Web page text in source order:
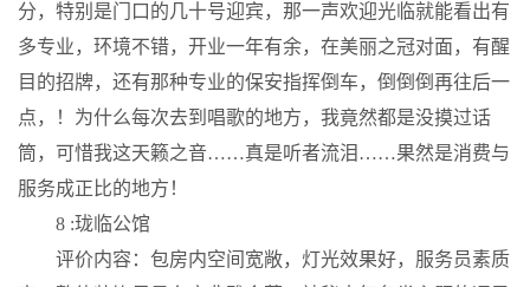
分，特别是门口的几十号迎宾，那一声欢迎光临就能看出有
多专业，环境不错，开业一年有余，在美丽之冠对面，有醒
目的招牌，还有那种专业的保安指挥倒车，倒倒倒再往后一
点，！为什么每次去到唱歌的地方，我竟然都是没摸过话
筒，可惜我这天籁之音……真是听者流泪……果然是消费与
服务成正比的地方！
8 :珑临公馆
评价内容：包房内空间宽敞，灯光效果好，服务员素质